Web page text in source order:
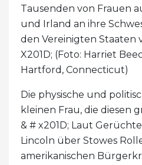
Tausenden von Frauen
und Irland an ihre
den Vereinigten Staaten
X201D; (Foto: Harriet
Hartford, Connecticut)
Die physische und
kleinen Frau, die diesen
& # x201D; Laut
Lincoln über Stowes
amerikanischen